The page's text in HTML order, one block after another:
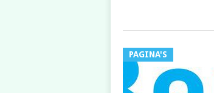
PAGINA'S